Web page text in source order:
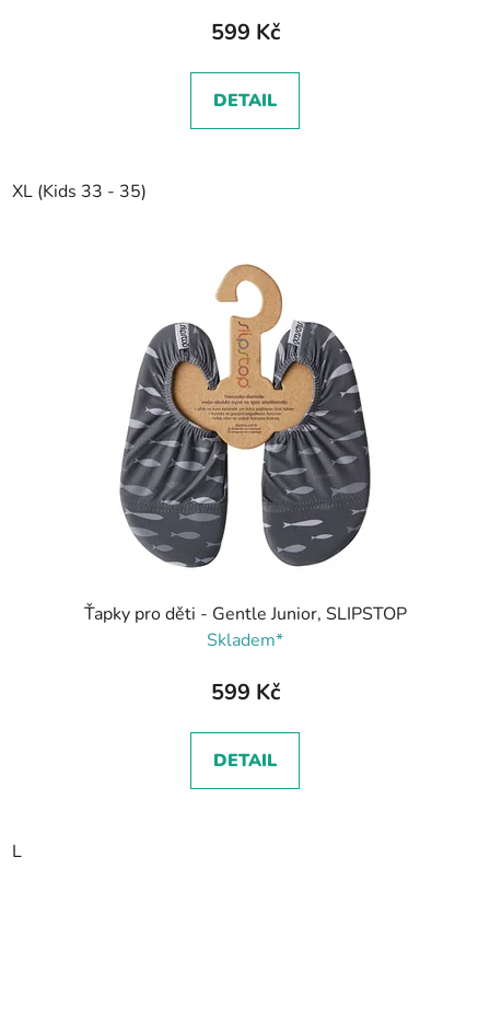
599 Kč
DETAIL
XL (Kids 33 - 35)
Ťapky pro děti - Gentle Junior, SLIPSTOP
Skladem*
599 Kč
DETAIL
L